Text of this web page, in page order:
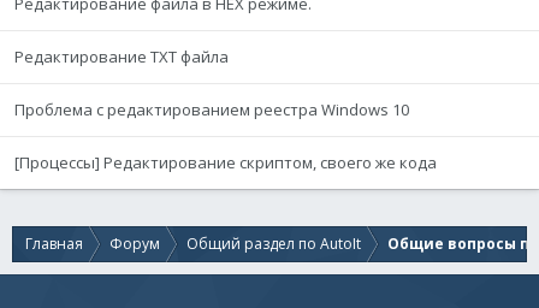
Редактирование TXT файла
Проблема с редактированием реестра Windows 10
[Процессы] Редактирование скриптом, своего же кода
Главная Форум Общий раздел по AutoIt Общие вопросы